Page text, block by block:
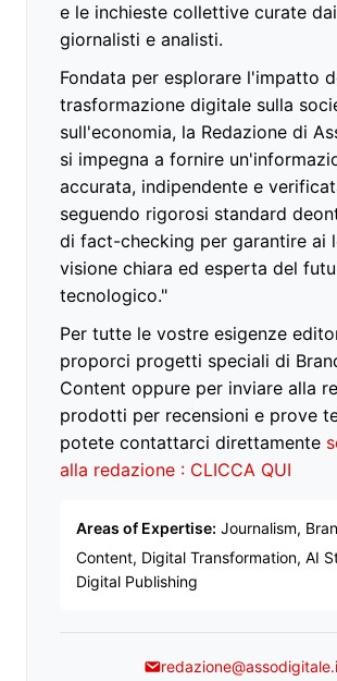
e le inchieste collettive curate
giornalisti e analisti.
Fondata per esplorare l'impatto
trasformazione digitale sulla
sull'economia, la Redazione di
si impegna a fornire
accurata, indipendente e
seguendo rigorosi standard
di fact-checking per garantire ai
visione chiara ed esperta del
tecnologico."
Per tutte le vostre esigenze
proporci progetti speciali di
Content oppure per inviare alla
prodotti per recensioni e prove
potete contattarci direttamente
alla redazione : CLICCA QUI
Areas of Expertise: Journalism,
Content, Digital Transformation, AI
Digital Publishing